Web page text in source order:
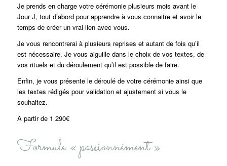
Je prends en charge votre cérémonie plusieurs mois avant le
Jour J, tout d’abord pour apprendre à vous connaitre et avoir le
temps de créer un vrai lien avec vous.
Je vous rencontrerai à plusieurs reprises et autant de fois qu’il
est nécessaire. Je vous aiguille dans le choix de vos textes, de
vos rituels et du déroulement qu’il est possible de faire.
Enfin, je vous présente le déroulé de votre cérémonie ainsi que
les textes rédigés pour validation et ajustement si vous le
souhaitez.
À partir de 1 290€
Formule « passionnément »